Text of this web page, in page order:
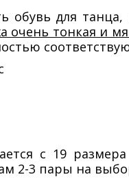
обувь для
очень тонкая и
с 19
2-3 пары на